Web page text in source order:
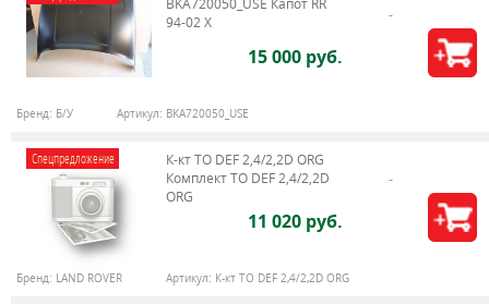
BKA720050_USE Капот RR
94-02 X
15 000 руб.
Бренд: Б/У Артикул: BKA720050_USE
Спецпредложение
К-кт ТО DEF 2,4/2,2D ORG
Комплект ТО DEF 2,4/2,2D
ORG
11 020 руб.
Бренд: LAND ROVER Артикул: К-кт ТО DEF 2,4/2,2D ORG